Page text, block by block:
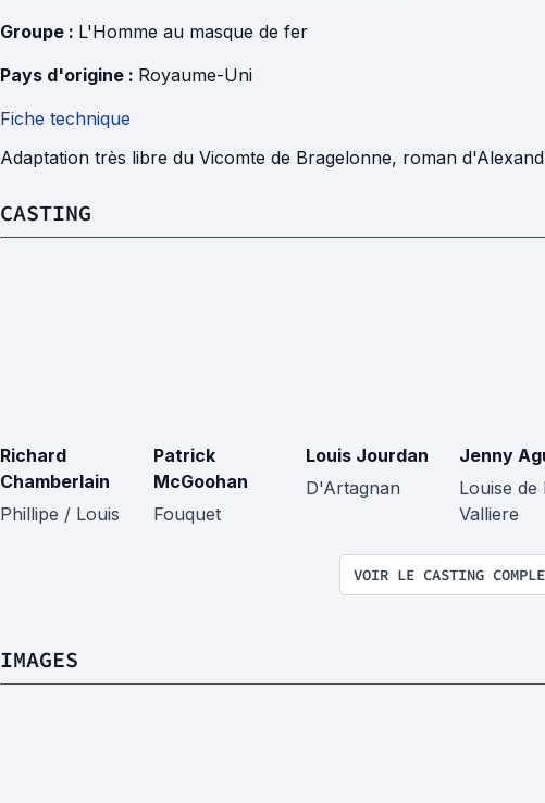
Groupe : L'Homme au masque de fer
Pays d'origine : Royaume-Uni
Fiche technique
Adaptation très libre du Vicomte de Bragelonne, roman
CASTING
Richard
Chamberlain
Phillipe / Louis
Patrick
McGoohan
Fouquet
Louis Jourdan
D'Artagnan
Jenny
Louise de
Valliere
VOIR LE CASTING
IMAGES